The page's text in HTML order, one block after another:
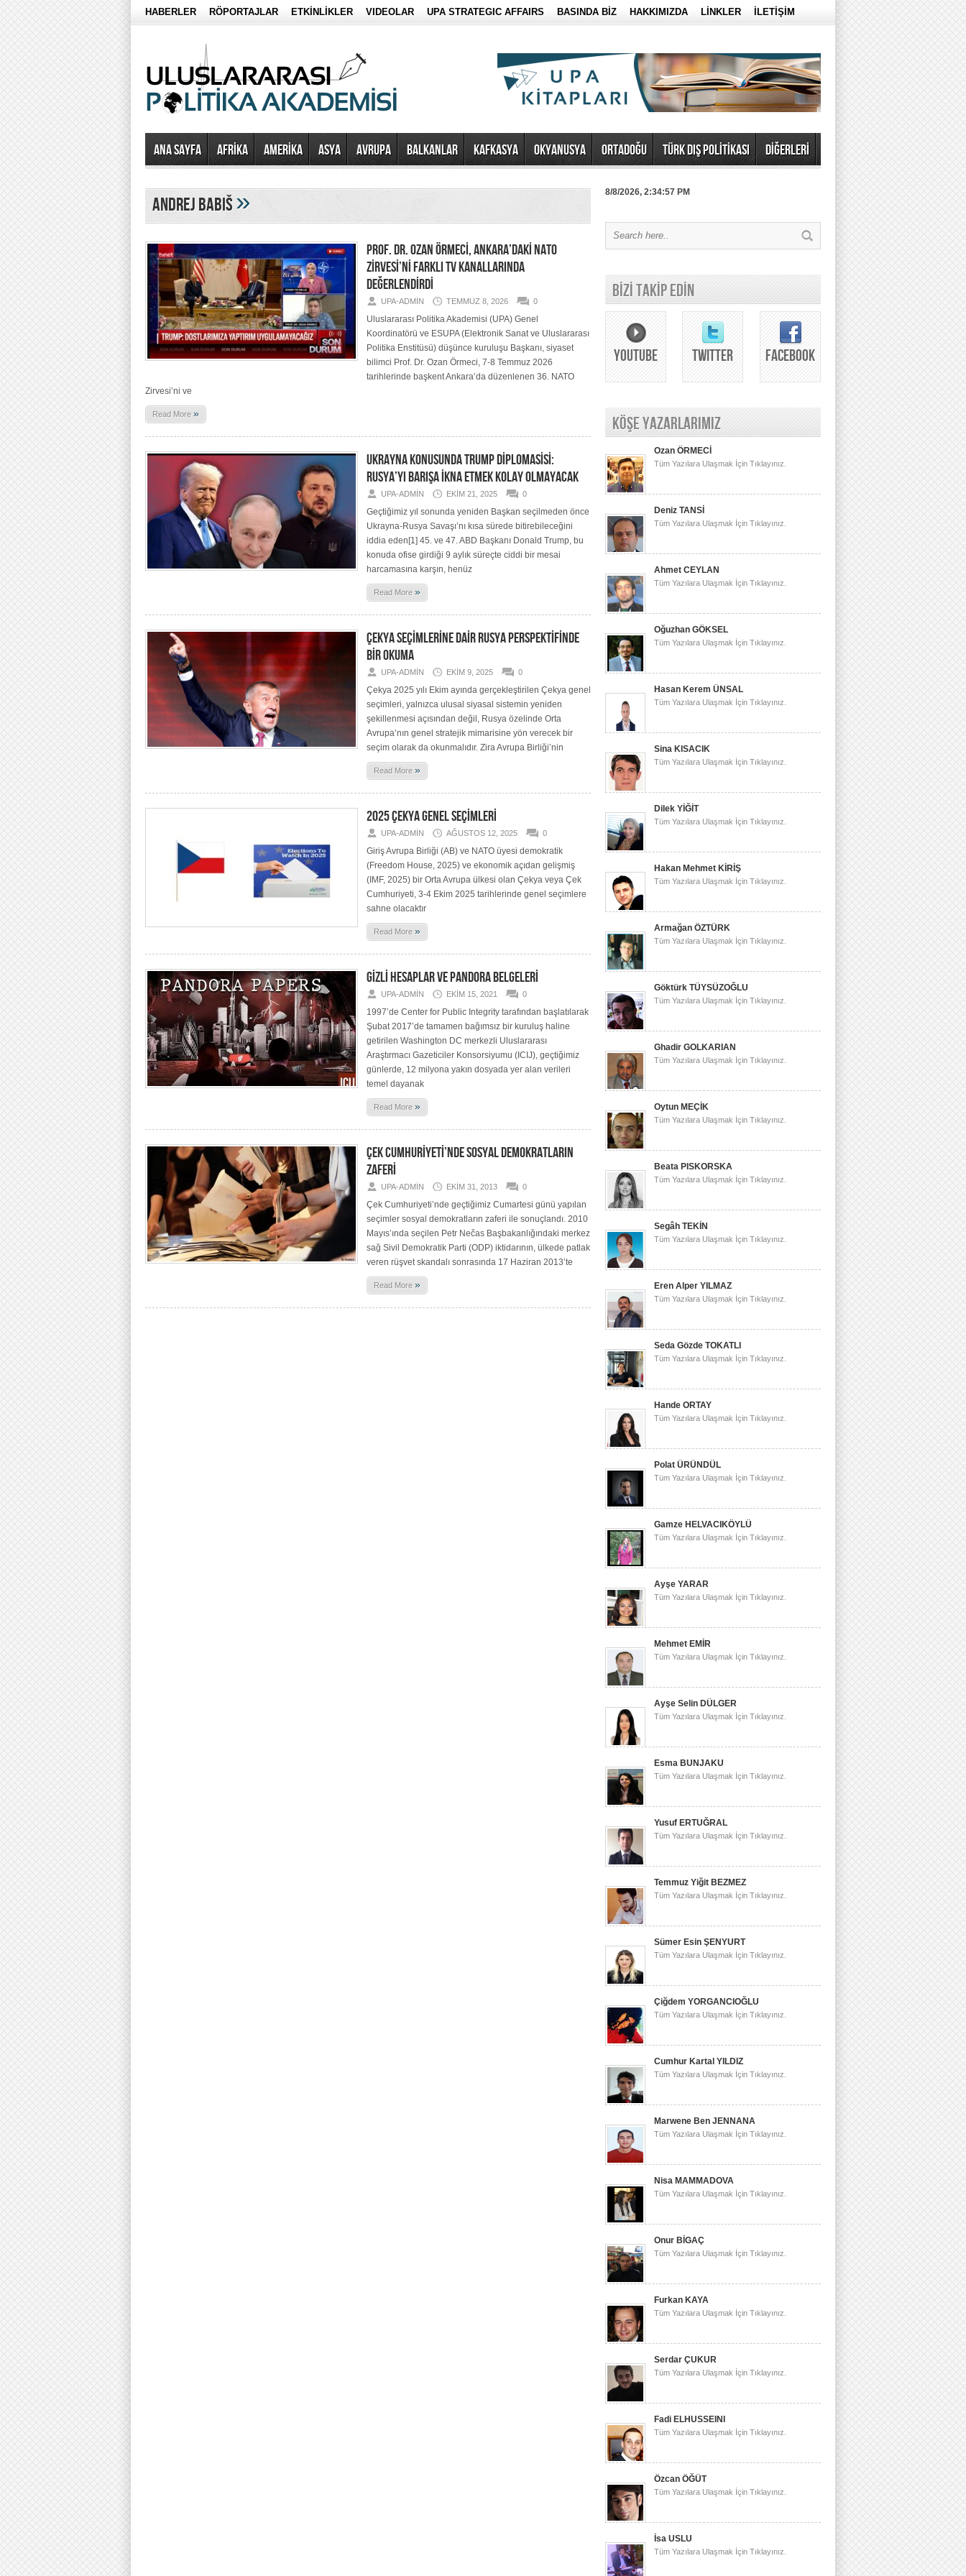
HABERLER RÖPORTAJLAR ETKİNLİKLER VIDEOLAR UPA STRATEGIC AFFAIRS BASINDA BİZ HAKKIMIZDA LİNKLER İLETİŞİM
Ana Sayfa AFRİKA AMERİKA ASYA AVRUPA BALKANLAR KAFKASYA OKYANUSYA ORTADOĞU TÜRK DIŞ POLİTİKASI DİĞERLERİ
Andrej Babiš»
PROF. DR. OZAN ÖRMECİ, ANKARA’DAKİ NATO
ZİRVESİ’Nİ FARKLI TV KANALLARINDA
DEĞERLENDİRDİ
UPA-ADMIN TEMMUZ 8, 2026 0
Uluslararası Politika Akademisi (UPA) Genel
Koordinatörü ve ESUPA (Elektronik Sanat ve Uluslararası
Politika Enstitüsü) düşünce kuruluşu Başkanı, siyaset
bilimci Prof. Dr. Ozan Örmeci, 7-8 Temmuz 2026
tarihlerinde başkent Ankara’da düzenlenen 36. NATO
Zirvesi’ni ve
Read More »
UKRAYNA KONUSUNDA TRUMP DİPLOMASİSİ:
RUSYA’YI BARIŞA İKNA ETMEK KOLAY OLMAYACAK
UPA-ADMIN EKIM 21, 2025 0
Geçtiğimiz yıl sonunda yeniden Başkan seçilmeden önce
Ukrayna-Rusya Savaşı’nı kısa sürede bitirebileceğini
iddia eden[1] 45. ve 47. ABD Başkanı Donald Trump, bu
konuda ofise girdiği 9 aylık süreçte ciddi bir mesai
harcamasına karşın, henüz
Read More »
ÇEKYA SEÇİMLERİNE DAİR RUSYA PERSPEKTİFİNDE
BİR OKUMA
UPA-ADMIN EKIM 9, 2025 0
Çekya 2025 yılı Ekim ayında gerçekleştirilen Çekya genel
seçimleri, yalnızca ulusal siyasal sistemin yeniden
şekillenmesi açısından değil, Rusya özelinde Orta
Avrupa’nın genel stratejik mimarisine yön verecek bir
seçim olarak da okunmalıdır. Zira Avrupa Birliği’nin
Read More »
2025 ÇEKYA GENEL SEÇİMLERİ
UPA-ADMIN AĞUSTOS 12, 2025 0
Giriş Avrupa Birliği (AB) ve NATO üyesi demokratik
(Freedom House, 2025) ve ekonomik açıdan gelişmiş
(IMF, 2025) bir Orta Avrupa ülkesi olan Çekya veya Çek
Cumhuriyeti, 3-4 Ekim 2025 tarihlerinde genel seçimlere
sahne olacaktır
Read More »
GİZLİ HESAPLAR VE PANDORA BELGELERİ
UPA-ADMIN EKIM 15, 2021 0
1997’de Center for Public Integrity tarafından başlatılarak
Şubat 2017’de tamamen bağımsız bir kuruluş haline
getirilen Washington DC merkezli Uluslararası
Araştırmacı Gazeticiler Konsorsiyumu (ICIJ), geçtiğimiz
günlerde, 12 milyona yakın dosyada yer alan verileri
temel dayanak
Read More »
ÇEK CUMHURİYETİ’NDE SOSYAL DEMOKRATLARIN
ZAFERİ
UPA-ADMIN EKIM 31, 2013 0
Çek Cumhuriyeti’nde geçtiğimiz Cumartesi günü yapılan
seçimler sosyal demokratların zaferi ile sonuçlandı. 2010
Mayıs’ında seçilen Petr Nečas Başbakanlığındaki merkez
sağ Sivil Demokratik Parti (ODP) iktidarının, ülkede patlak
veren rüşvet skandalı sonrasında 17 Haziran 2013’te
Read More »
8/8/2026, 2:34:57 PM
BİZİ TAKİP EDİN
YOUTUBE TWITTER FACEBOOK
KÖŞE YAZARLARIMIZ
Ozan ÖRMECİ
Tüm Yazılara Ulaşmak İçin Tıklayınız.
Deniz TANSİ
Tüm Yazılara Ulaşmak İçin Tıklayınız.
Ahmet CEYLAN
Tüm Yazılara Ulaşmak İçin Tıklayınız.
Oğuzhan GÖKSEL
Tüm Yazılara Ulaşmak İçin Tıklayınız.
Hasan Kerem ÜNSAL
Tüm Yazılara Ulaşmak İçin Tıklayınız.
Sina KISACIK
Tüm Yazılara Ulaşmak İçin Tıklayınız.
Dilek YİĞİT
Tüm Yazılara Ulaşmak İçin Tıklayınız.
Hakan Mehmet KİRİŞ
Tüm Yazılara Ulaşmak İçin Tıklayınız.
Armağan ÖZTÜRK
Tüm Yazılara Ulaşmak İçin Tıklayınız.
Göktürk TÜYSÜZOĞLU
Tüm Yazılara Ulaşmak İçin Tıklayınız.
Ghadir GOLKARIAN
Tüm Yazılara Ulaşmak İçin Tıklayınız.
Oytun MEÇİK
Tüm Yazılara Ulaşmak İçin Tıklayınız.
Beata PISKORSKA
Tüm Yazılara Ulaşmak İçin Tıklayınız.
Segâh TEKİN
Tüm Yazılara Ulaşmak İçin Tıklayınız.
Eren Alper YILMAZ
Tüm Yazılara Ulaşmak İçin Tıklayınız.
Seda Gözde TOKATLI
Tüm Yazılara Ulaşmak İçin Tıklayınız.
Hande ORTAY
Tüm Yazılara Ulaşmak İçin Tıklayınız.
Polat ÜRÜNDÜL
Tüm Yazılara Ulaşmak İçin Tıklayınız.
Gamze HELVACIKÖYLÜ
Tüm Yazılara Ulaşmak İçin Tıklayınız.
Ayşe YARAR
Tüm Yazılara Ulaşmak İçin Tıklayınız.
Mehmet EMİR
Tüm Yazılara Ulaşmak İçin Tıklayınız.
Ayşe Selin DÜLGER
Tüm Yazılara Ulaşmak İçin Tıklayınız.
Esma BUNJAKU
Tüm Yazılara Ulaşmak İçin Tıklayınız.
Yusuf ERTUĞRAL
Tüm Yazılara Ulaşmak İçin Tıklayınız.
Temmuz Yiğit BEZMEZ
Tüm Yazılara Ulaşmak İçin Tıklayınız.
Sümer Esin ŞENYURT
Tüm Yazılara Ulaşmak İçin Tıklayınız.
Çiğdem YORGANCIOĞLU
Tüm Yazılara Ulaşmak İçin Tıklayınız.
Cumhur Kartal YILDIZ
Tüm Yazılara Ulaşmak İçin Tıklayınız.
Marwene Ben JENNANA
Tüm Yazılara Ulaşmak İçin Tıklayınız.
Nisa MAMMADOVA
Tüm Yazılara Ulaşmak İçin Tıklayınız.
Onur BİGAÇ
Tüm Yazılara Ulaşmak İçin Tıklayınız.
Furkan KAYA
Tüm Yazılara Ulaşmak İçin Tıklayınız.
Serdar ÇUKUR
Tüm Yazılara Ulaşmak İçin Tıklayınız.
Fadi ELHUSSEINI
Tüm Yazılara Ulaşmak İçin Tıklayınız.
Özcan ÖĞÜT
Tüm Yazılara Ulaşmak İçin Tıklayınız.
İsa USLU
Tüm Yazılara Ulaşmak İçin Tıklayınız.